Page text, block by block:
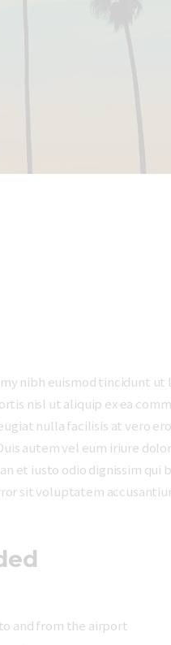
nibh euismod tincidunt
nisl ut aliquip ex ea
nulla facilisis at vero
autem vel eum iriure
et iusto odio dignissim
sit voluptatem
and from the airport